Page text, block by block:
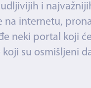
i
internetu,
neki portal koji
su osmišljeni